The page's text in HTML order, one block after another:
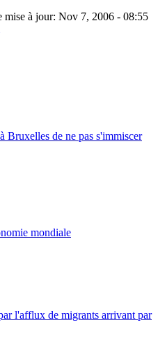
mise à jour: Nov 7, 2006 - 08:55
de ne pas s'immiscer
mondiale
l'afflux de migrants arrivant par